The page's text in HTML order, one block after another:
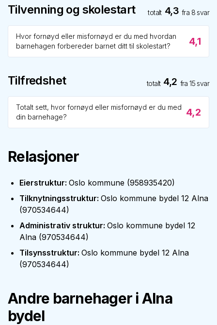
Tilvenning og skolestart totalt 4,3 fra 8 svar
Hvor fornøyd eller misfornøyd er du med hvordan
barnehagen forbereder barnet ditt til skolestart?
4,1
Tilfredshet totalt 4,2 fra15 svar
Totalt sett, hvor fornøyd eller misfornøyd er du med
din barnehage?
4,2
Relasjoner
Eierstruktur: Oslo kommune (958935420)
Tilknytningsstruktur: Oslo kommune bydel 12 Alna
(970534644)
Administrativ struktur: Oslo kommune bydel 12
Alna (970534644)
Tilsynsstruktur: Oslo kommune bydel 12 Alna
(970534644)
Andre barnehager iAlna
bydel